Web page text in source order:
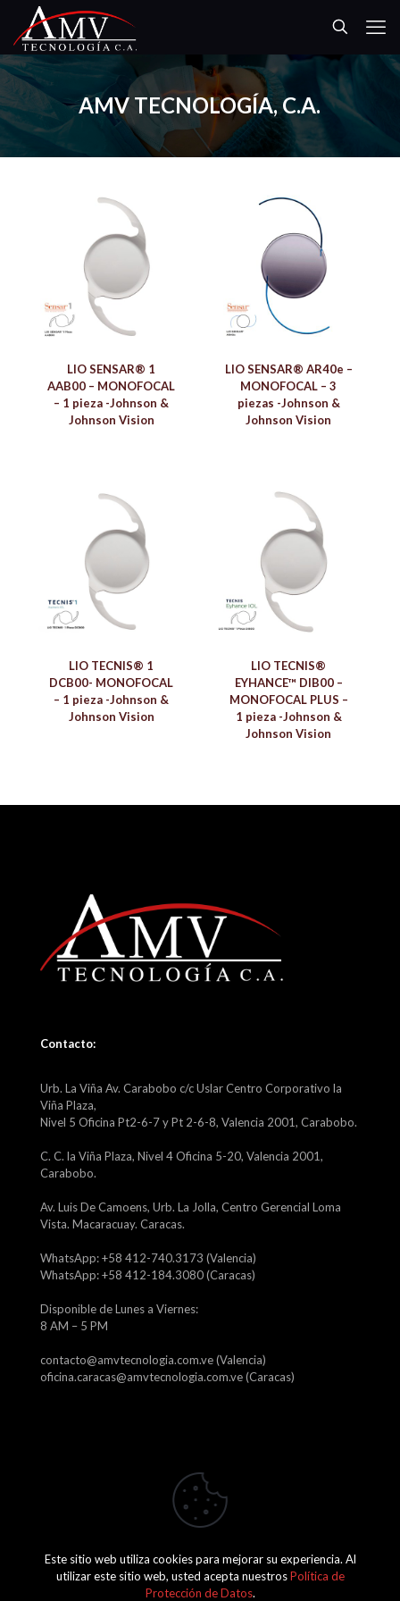
AMV TECNOLOGÍA, C.A.
LIO SENSAR® 1
AAB00 – MONOFOCAL
– 1 pieza -Johnson &
Johnson Vision
LIO SENSAR® AR40e –
MONOFOCAL – 3
piezas -Johnson &
Johnson Vision
LIO TECNIS® 1
DCB00- MONOFOCAL
– 1 pieza -Johnson &
Johnson Vision
LIO TECNIS®
EYHANCE™ DIB00 –
MONOFOCAL PLUS –
1 pieza -Johnson &
Johnson Vision
Contacto:
Urb. La Viña Av. Carabobo c/c Uslar Centro Corporativo la
Viña Plaza,
Nivel 5 Oficina Pt2-6-7 y Pt 2-6-8, Valencia 2001, Carabobo.
C. C. la Viña Plaza, Nivel 4 Oficina 5-20, Valencia 2001,
Carabobo.
Av. Luis De Camoens, Urb. La Jolla, Centro Gerencial Loma
Vista. Macaracuay. Caracas.
WhatsApp: +58 412-740.3173 (Valencia)
WhatsApp: +58 412-184.3080 (Caracas)
Disponible de Lunes a Viernes:
8 AM – 5 PM
contacto@amvtecnologia.com.ve (Valencia)
oficina.caracas@amvtecnologia.com.ve (Caracas)
2026 Amv Tecnología, C.A. J-29746315-1
Este sitio web utiliza cookies para mejorar su experiencia. Al
utilizar este sitio web, usted acepta nuestrosPolítica de
Protección de Datos.